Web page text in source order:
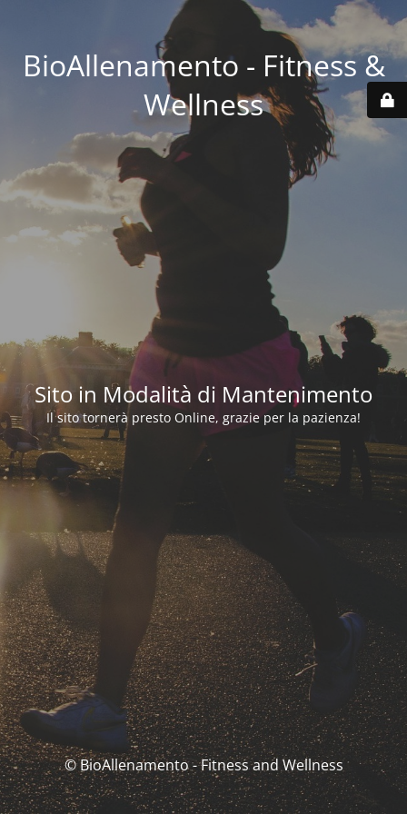
BioAllenamento - Fitness &
Wellness
Sito in Modalità di Mantenimento
Il sito tornerà presto Online, grazie per la pazienza!
© BioAllenamento - Fitness and Wellness